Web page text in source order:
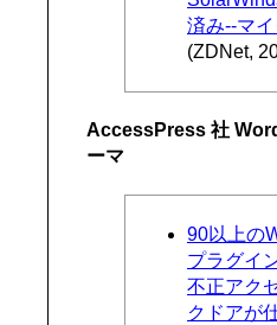
済み--マ
(ZDNet,
AccessPress 社
ーマ
90以上の
プラグイ
不正アク
クドアが